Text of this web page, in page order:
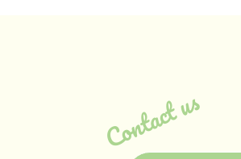
Contact us